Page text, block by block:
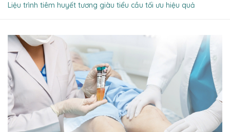
Liệu trình tiêm huyết tương giàu tiểu cầu tối ưu hiệu quả